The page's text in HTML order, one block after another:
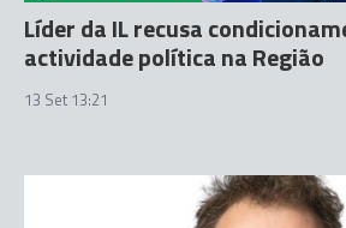
Líder da IL recusa
actividade política na Região
13 Set 13:21